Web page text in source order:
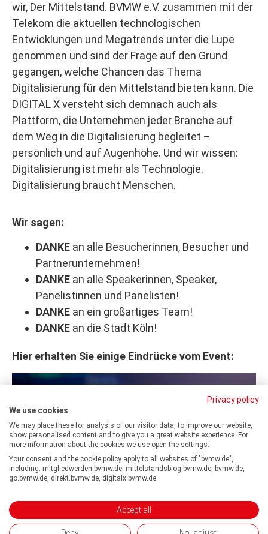
wir, Der Mittelstand. BVMW e.V. zusammen mit der
Telekom die aktuellen technologischen
Entwicklungen und Megatrends unter die Lupe
genommen und sind der Frage auf den Grund
gegangen, welche Chancen das Thema
Digitalisierung für den Mittelstand bieten kann. Die
DIGITAL X versteht sich demnach auch als
Plattform, die Unternehmen jeder Branche auf
dem Weg in die Digitalisierung begleitet –
persönlich und auf Augenhöhe. Und wir wissen:
Digitalisierung ist mehr als Technologie.
Digitalisierung braucht Menschen.
Wir sagen:
DANKE an alle Besucherinnen, Besucher und
Partnerunternehmen!
DANKE an alle Speakerinnen, Speaker,
Panelistinnen und Panelisten!
DANKE an ein großartiges Team!
DANKE an die Stadt Köln!
Hier erhalten Sie einige Eindrücke vom Event:
Privacy policy
We use cookies
We may place these for analysis of our visitor data, to improve our website,
show personalised content and to give you a great website experience. For
more information about the cookies we use open the settings.
Your consent and the cookie policy apply to all websites of "bvmw.de",
including: mitgliedwerden.bvmw.de, mittelstandsblog.bvmw.de, bvmw.de,
go.bvmw.de, direkt.bvmw.de, digitalx.bvmw.de.
Accept all